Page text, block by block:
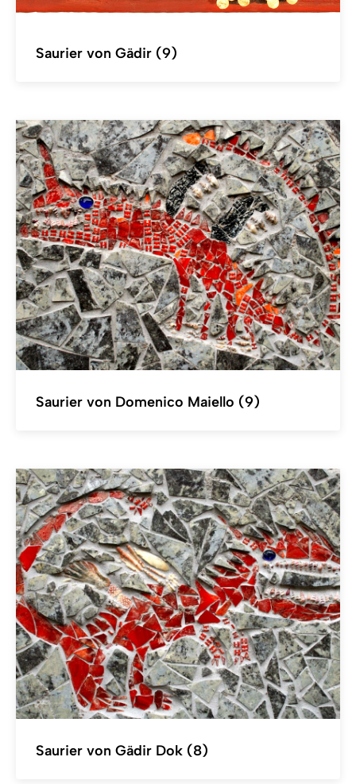
Saurier von Gädir (9)
Saurier von Domenico Maiello (9)
Saurier von Gädir Dok (8)